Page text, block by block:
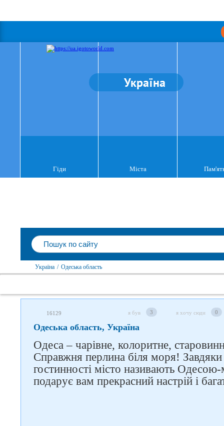
Україна
Гіди Міста
Україна / Одеська область
16129 я був 3 я хочу сюди 0
Одеська область, Україна
Одеса – чарівне, колоритне,
Справжня перлина біля моря! Завдяки
гостинності місто називають
подарує вам прекрасний настрій і